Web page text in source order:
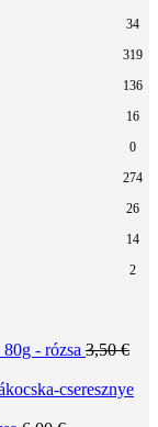
34
319
136
16
0
274
26
14
2
- rózsa 3,50€
cseresznye